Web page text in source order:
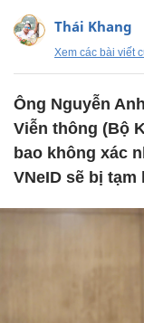
Thái Khang
Xem các bài viết
Ông Nguyễn
Viễn thông (Bộ
bao không xác
VNeID sẽ bị tạm